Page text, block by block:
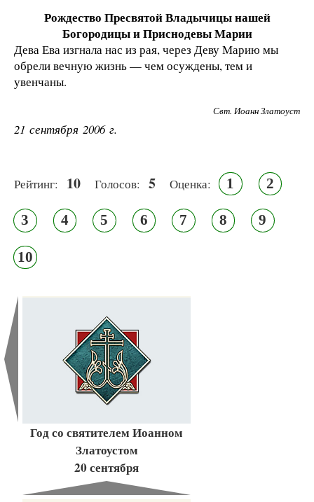
Рождество Пресвятой Владычицы нашей
Богородицы и Приснодевы Марии
Дева Ева изгнала нас из рая, через Деву Марию мы
обрели вечную жизнь — чем осуждены, тем и
увенчаны.
Свт. Иоанн Златоуст
21 сентября 2006 г.
Рейтинг: 10 Голосов: 5 Оценка: 1 2
3 4 5 6 7 8 9
10
Год со святителем Иоанном
Златоустом
20 сентября